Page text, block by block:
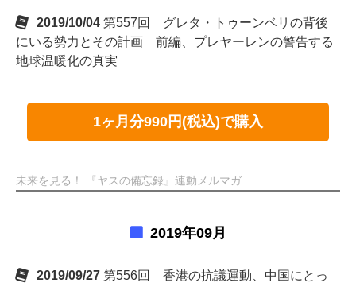
2019/10/04 第557回 グレタ・トゥーンベリの背後
にいる勢力とその計画 前編、プレヤーレンの警告する
地球温暖化の真実
1ヶ月分990円(税込)で購入
未来を見る！ 『ヤスの備忘録』連動メルマガ
2019年09月
2019/09/27 第556回 香港の抗議運動、中国にとっ